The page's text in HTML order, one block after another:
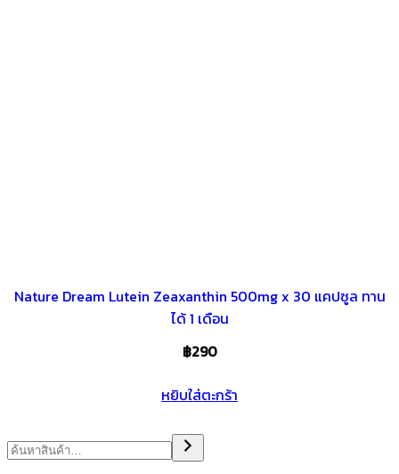
Nature Dream Lutein Zeaxanthin 500mg x 30 แคปซูล ทาน
ได้ 1 เดือน
฿290
หยิบใส่ตะกร้า